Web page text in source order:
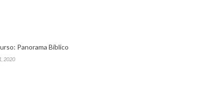
Panorama Bíblico
2020